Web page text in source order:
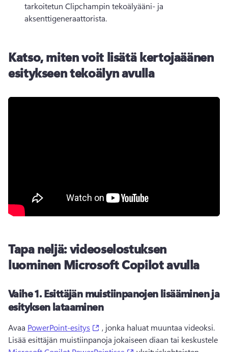
tarkoitetun Clipchampin tekoälyääni- ja
aksenttigeneraattorista.
Katso, miten voit lisätä kertojaäänen
esitykseen tekoälyn avulla
Tapa neljä: videoselostuksen
luominen Microsoft Copilot avulla
Vaihe 1.Esittäjän muistiinpanojen lisääminen ja
esityksen lataaminen
Avaa PowerPoint-esitys (opens in a new tab)
Lisää esittäjän muistiinpanoja jokaiseen diaan tai keskustele